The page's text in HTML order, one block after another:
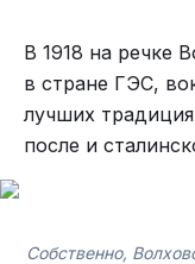
В 1918 на речке
в стране ГЭС,
лучших
после и
Собственно,